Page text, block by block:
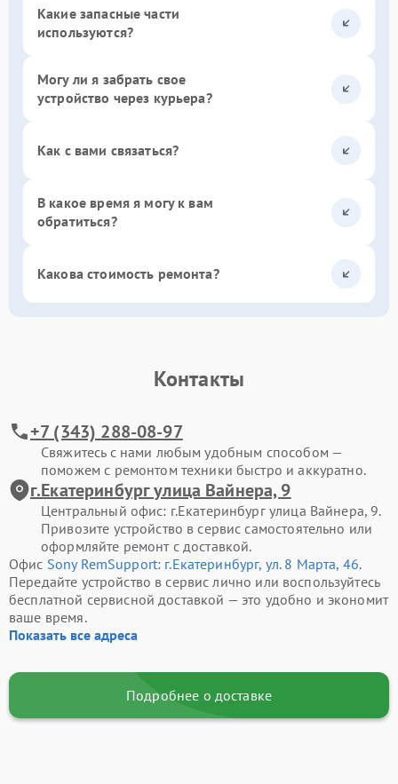
Какие запасные части
используются?
Могу ли я забрать свое
устройство через курьера?
Как с вами связаться?
В какое время я могу к вам
обратиться?
Какова стоимость ремонта?
Контакты
+7 (343) 288-08-97
Свяжитесь с нами любым удобным способом —
поможем с ремонтом техники быстро и аккуратно.
г.Екатеринбург улица Вайнера, 9
Центральный офис: г.Екатеринбург улица Вайнера, 9.
Привозите устройство в сервис самостоятельно или
оформляйте ремонт с доставкой.
Офис Sony RemSupport: г.Екатеринбург, ул. 8 Марта, 46.
Передайте устройство в сервис лично или воспользуйтесь
бесплатной сервисной доставкой — это удобно и экономит
ваше время.
Показать все адреса
Подробнее о доставке